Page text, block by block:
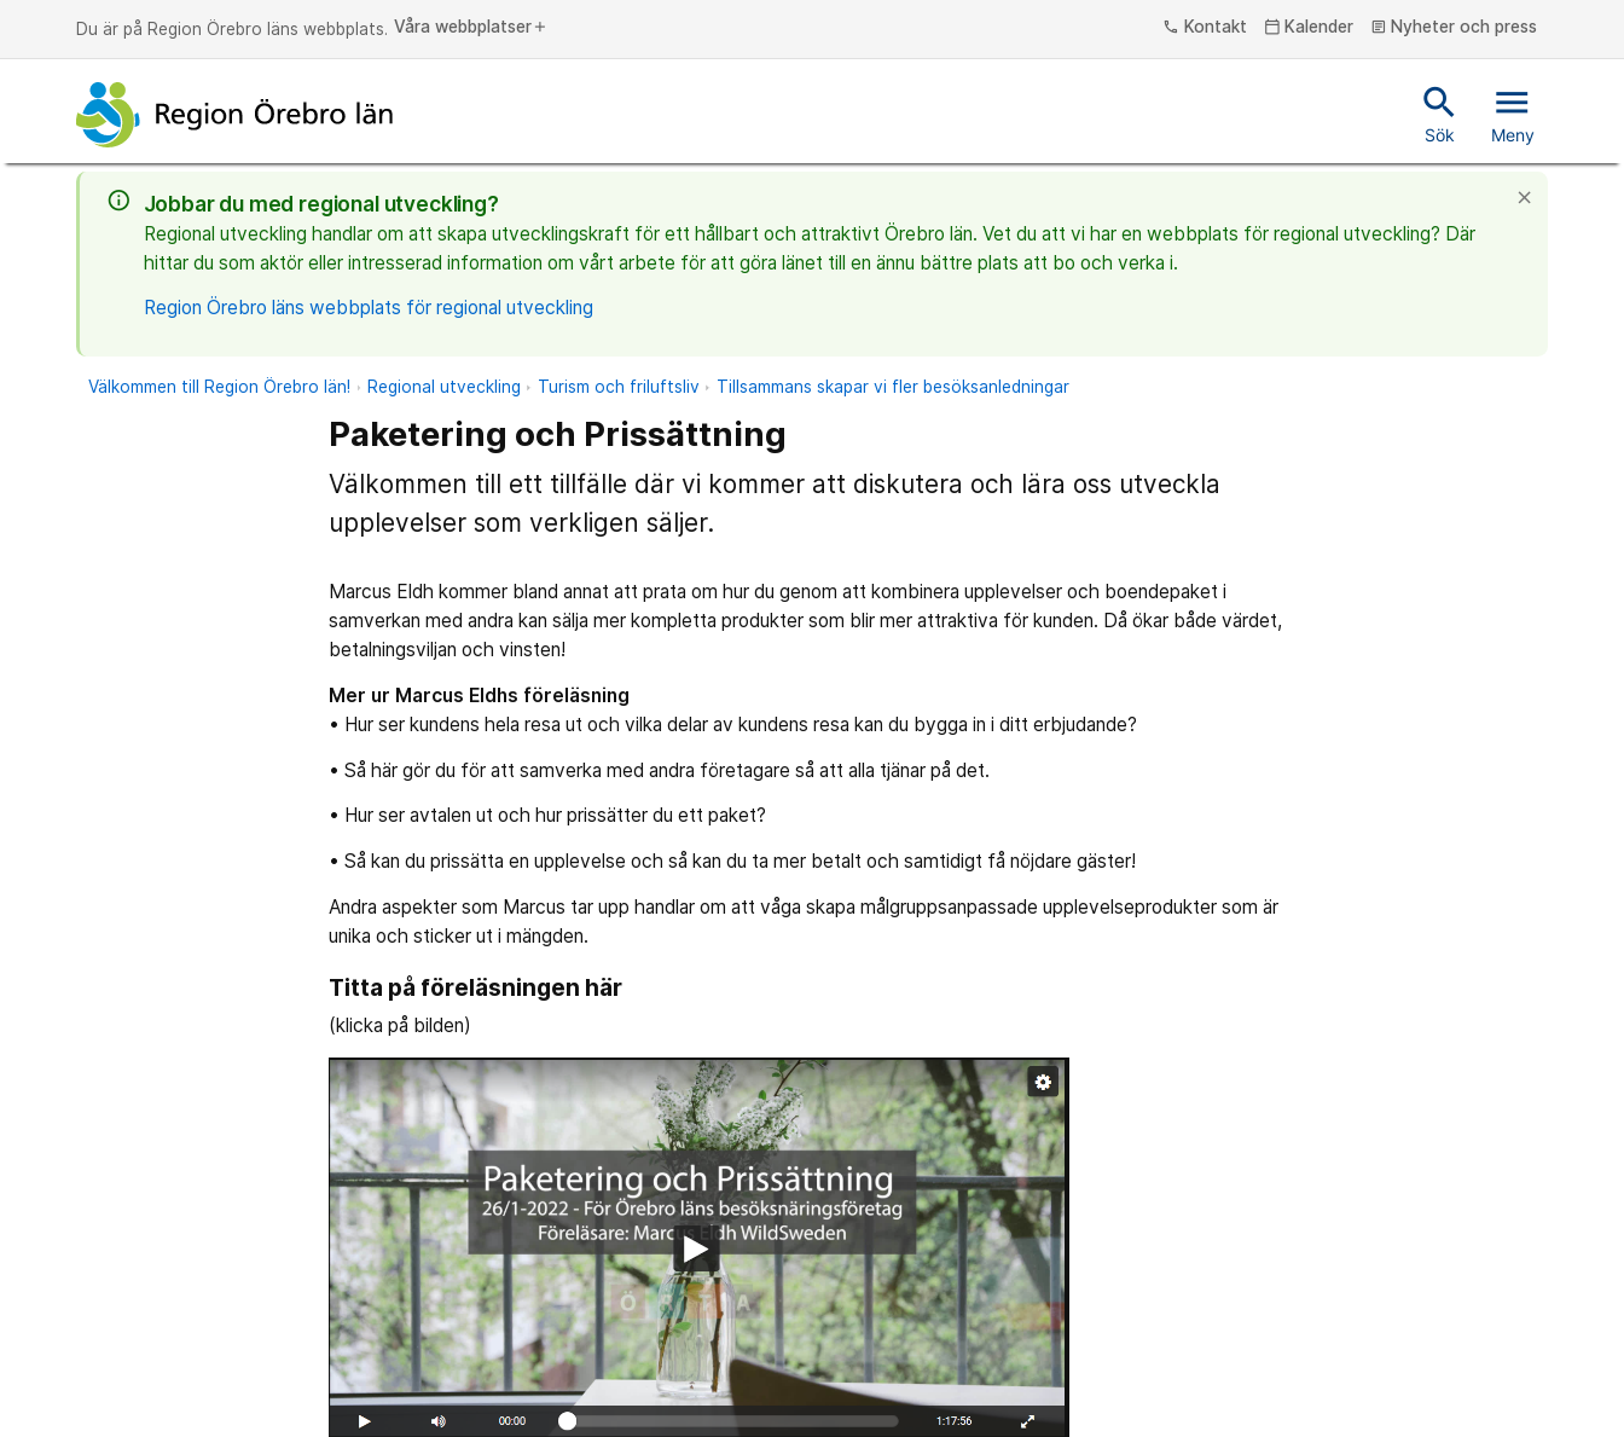
Du är på Region Örebro läns webbplats. Våra webbplatser add phone Kontakt calendar_today Kalender article Nyheter och press
search
Sök
menu
Meny
info_outline
Jobbar du med regional utveckling?
Regional utveckling handlar om att skapa utvecklingskraft för ett hållbart och attraktivt Örebro län. Vet du att vi har en webbplats för regional utveckling? Där
hittar du som aktör eller intresserad information om vårt arbete för att göra länet till en ännu bättre plats att bo och verka i.
Region Örebro läns webbplats för regional utveckling
close
Välkommen till Region Örebro län! Regional utveckling Turism och friluftsliv Tillsammans skapar vi fler besöksanledningar
Paketering och Prissättning
Välkommen till ett tillfälle där vi kommer att diskutera och lära oss utveckla
upplevelser som verkligen säljer.
Marcus Eldh kommer bland annat att prata om hur du genom att kombinera upplevelser och boendepaket i
samverkan med andra kan sälja mer kompletta produkter som blir mer attraktiva för kunden. Då ökar både värdet,
betalningsviljan och vinsten!
Mer ur Marcus Eldhs föreläsning
• Hur ser kundens hela resa ut och vilka delar av kundens resa kan du bygga in i ditt erbjudande?
• Så här gör du för att samverka med andra företagare så att alla tjänar på det.
• Hur ser avtalen ut och hur prissätter du ett paket?
• Så kan du prissätta en upplevelse och så kan du ta mer betalt och samtidigt få nöjdare gäster!
Andra aspekter som Marcus tar upp handlar om att våga skapa målgruppsanpassade upplevelseprodukter som är
unika och sticker ut i mängden.
Titta på föreläsningen här
(klicka på bilden)